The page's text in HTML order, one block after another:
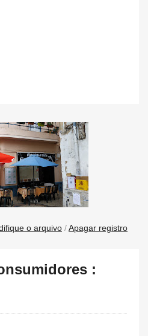
o arquivo /Apagar registro
: